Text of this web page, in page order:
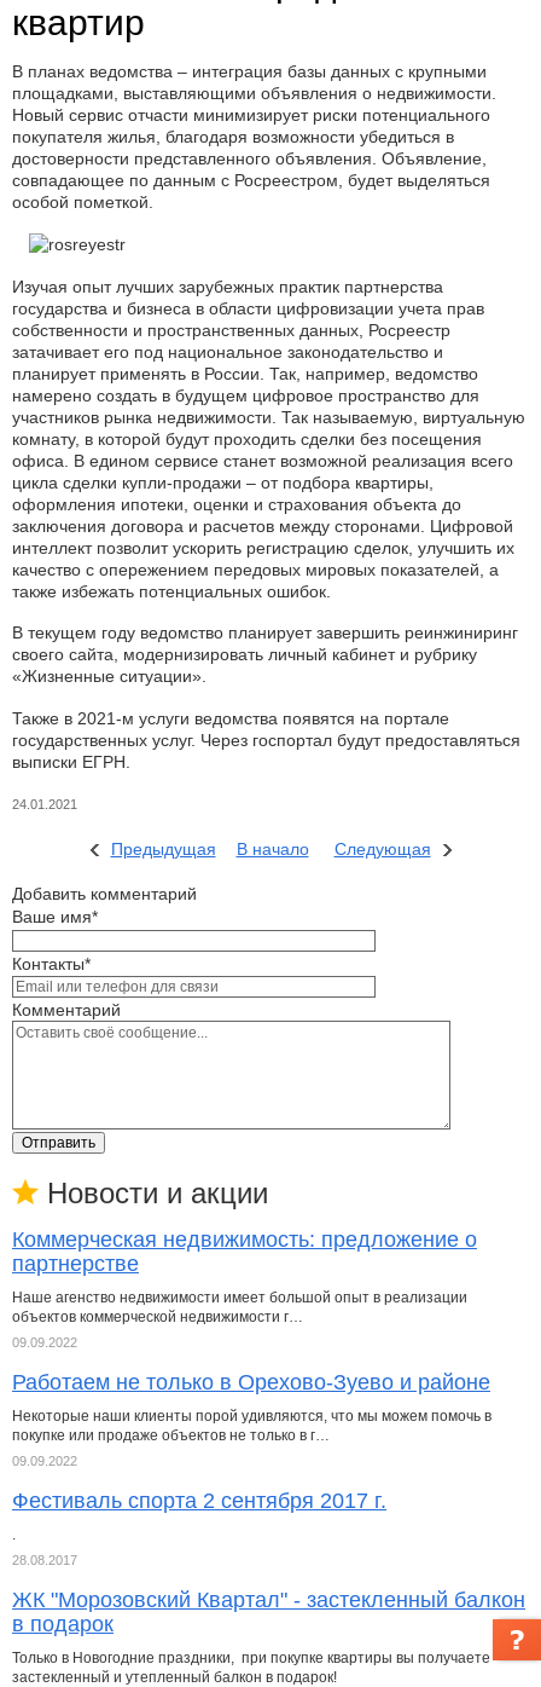
квартир
В планах ведомства – интеграция базы данных с крупными
площадками, выставляющими объявления о недвижимости.
Новый сервис отчасти минимизирует риски потенциального
покупателя жилья, благодаря возможности убедиться в
достоверности представленного объявления. Объявление,
совпадающее по данным с Росреестром, будет выделяться
особой пометкой.
Изучая опыт лучших зарубежных практик партнерства
государства и бизнеса в области цифровизации учета прав
собственности и пространственных данных, Росреестр
затачивает его под национальное законодательство и
планирует применять в России. Так, например, ведомство
намерено создать в будущем цифровое пространство для
участников рынка недвижимости. Так называемую, виртуальную
комнату, в которой будут проходить сделки без посещения
офиса. В едином сервисе станет возможной реализация всего
цикла сделки купли-продажи – от подбора квартиры,
оформления ипотеки, оценки и страхования объекта до
заключения договора и расчетов между сторонами. Цифровой
интеллект позволит ускорить регистрацию сделок, улучшить их
качество с опережением передовых мировых показателей, а
также избежать потенциальных ошибок.
В текущем году ведомство планирует завершить реинжиниринг
своего сайта, модернизировать личный кабинет и рубрику
«Жизненные ситуации».
Также в 2021-м услуги ведомства появятся на портале
государственных услуг. Через госпортал будут предоставляться
выписки ЕГРН.
24.01.2021
Предыдущая В начало Следующая
Добавить комментарий
Ваше имя*
Контакты*
Комментарий
Отправить
Новости и акции
Коммерческая недвижимость: предложение о
партнерстве
Наше агенство недвижимости имеет большой опыт в реализации
объектов коммерческой недвижимости г…
09.09.2022
Работаем не только в Орехово-Зуево и районе
Некоторые наши клиенты порой удивляются, что мы можем помочь в
покупке или продаже объектов не только в г…
09.09.2022
Фестиваль спорта 2 сентября 2017 г.
28.08.2017
ЖК "Морозовский Квартал" - застекленный балкон
в подарок
Только в Новогодние праздники, при покупке квартиры вы получаете
застекленный и утепленный балкон в подарок!